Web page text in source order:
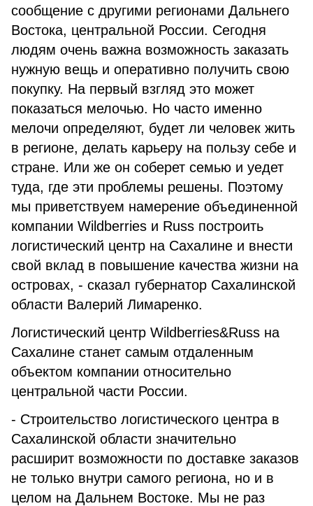
сообщение с другими регионами Дальнего
Востока, центральной России. Сегодня
людям очень важна возможность заказать
нужную вещь и оперативно получить свою
покупку. На первый взгляд это может
показаться мелочью. Но часто именно
мелочи определяют, будет ли человек жить
в регионе, делать карьеру на пользу себе и
стране. Или же он соберет семью и уедет
туда, где эти проблемы решены. Поэтому
мы приветствуем намерение объединенной
компании Wildberries и Russ построить
логистический центр на Сахалине и внести
свой вклад в повышение качества жизни на
островах, - сказал губернатор Сахалинской
области Валерий Лимаренко.
Логистический центр Wildberries&Russ на
Сахалине станет самым отдаленным
объектом компании относительно
центральной части России.
- Строительство логистического центра в
Сахалинской области значительно
расширит возможности по доставке заказов
не только внутри самого региона, но и в
целом на Дальнем Востоке. Мы не раз